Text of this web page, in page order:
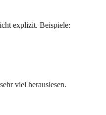
explizit. Beispiele:
viel herauslesen.